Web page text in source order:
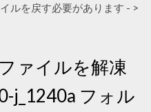
ルを戻す必要があります - >
ァイルを解凍
j_1240a フォル